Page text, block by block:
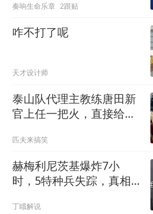
奏响生命乐章 2跟贴
咋不打了呢
天才设计师
泰山队代理主教练唐田新
官上任一把火，直接给所
匹夫来搞笑
赫梅利尼茨基爆炸7小
时，5特种兵失踪，真相
丁睋解说